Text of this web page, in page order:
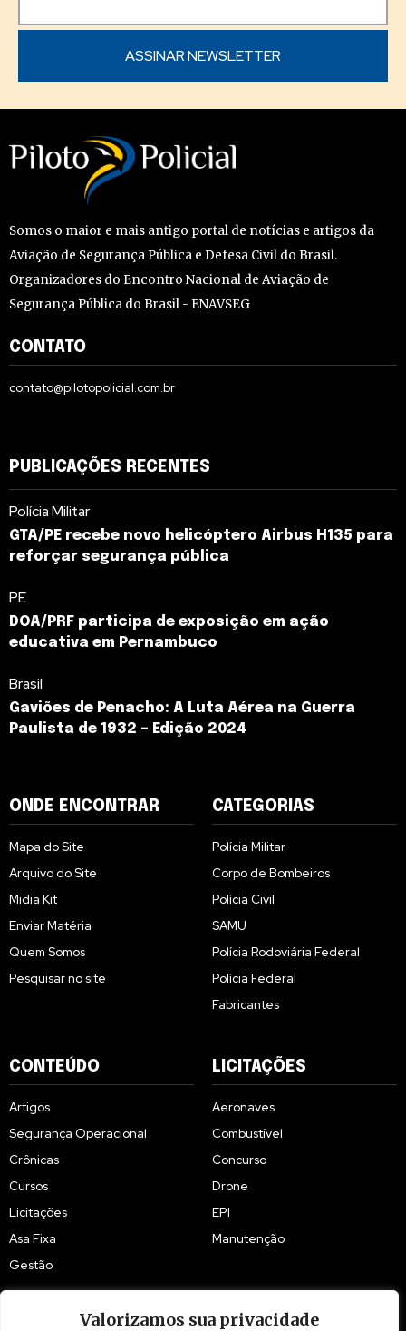
Valorizamos sua privacidade
Somos o maior e mais antigo portal de notícias e artigos da
Aviação de Segurança Pública e Defesa Civil do Brasil.
Organizadores do Encontro Nacional de Aviação de
Segurança Pública do Brasil - ENAVSEG
CONTATO
contato@pilotopolicial.com.br
PUBLICAÇÕES RECENTES
Polícia Militar
GTA/PE recebe novo helicóptero Airbus H135 para
reforçar segurança pública
PE
DOA/PRF participa de exposição em ação
educativa em Pernambuco
Brasil
Gaviões de Penacho: A Luta Aérea na Guerra
Paulista de 1932 – Edição 2024
ONDE ENCONTRAR
Mapa do Site
Arquivo do Site
Midia Kit
Enviar Matéria
Quem Somos
Pesquisar no site
CATEGORIAS
Polícia Militar
Corpo de Bombeiros
Polícia Civil
SAMU
Polícia Rodoviária Federal
Polícia Federal
Fabricantes
CONTEÚDO
Artigos
Segurança Operacional
Crônicas
Cursos
Licitações
Asa Fixa
Gestão
LICITAÇÕES
Aeronaves
Combustível
Concurso
Drone
EPI
Manutenção